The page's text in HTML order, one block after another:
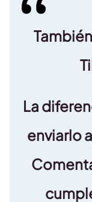
La
enviarlo